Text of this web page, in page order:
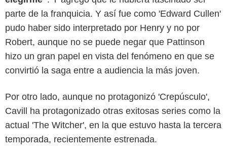
parte de la franquicia. Y así fue como 'Edward Cullen'
pudo haber sido interpretado por Henry y no por
Robert, aunque no se puede negar que Pattinson
hizo un gran papel en vista del fenómeno en que se
convirtió la saga entre a audiencia la más joven.
Por otro lado, aunque no protagonizó 'Crepúsculo',
Cavill ha protagonizado otras exitosas series como la
actual 'The Witcher', en la que estuvo hasta la tercera
temporada, recientemente estrenada.